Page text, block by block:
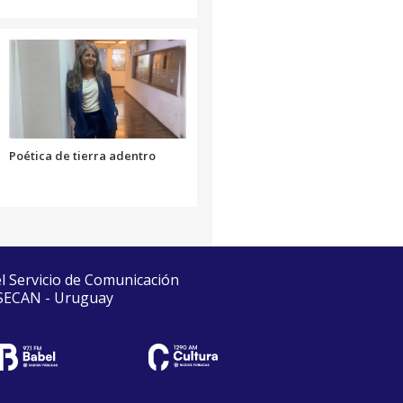
Poética de tierra adentro
de Comunicación
- Uruguay